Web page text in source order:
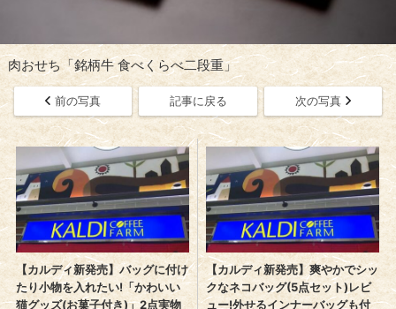
肉おせち「銘柄牛 食べくらべ二段重」
前の写真 記事に戻る 次の写真